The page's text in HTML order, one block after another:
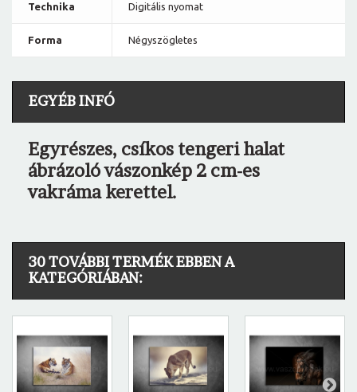
Technika Digitális nyomat
Forma Négyszögletes
EGYÉB INFÓ
Egyrészes, csíkos tengeri halat
ábrázoló vászonkép 2 cm-es
vakráma kerettel.
30 TOVÁBBI TERMÉK EBBEN A
KATEGÓRIÁBAN: